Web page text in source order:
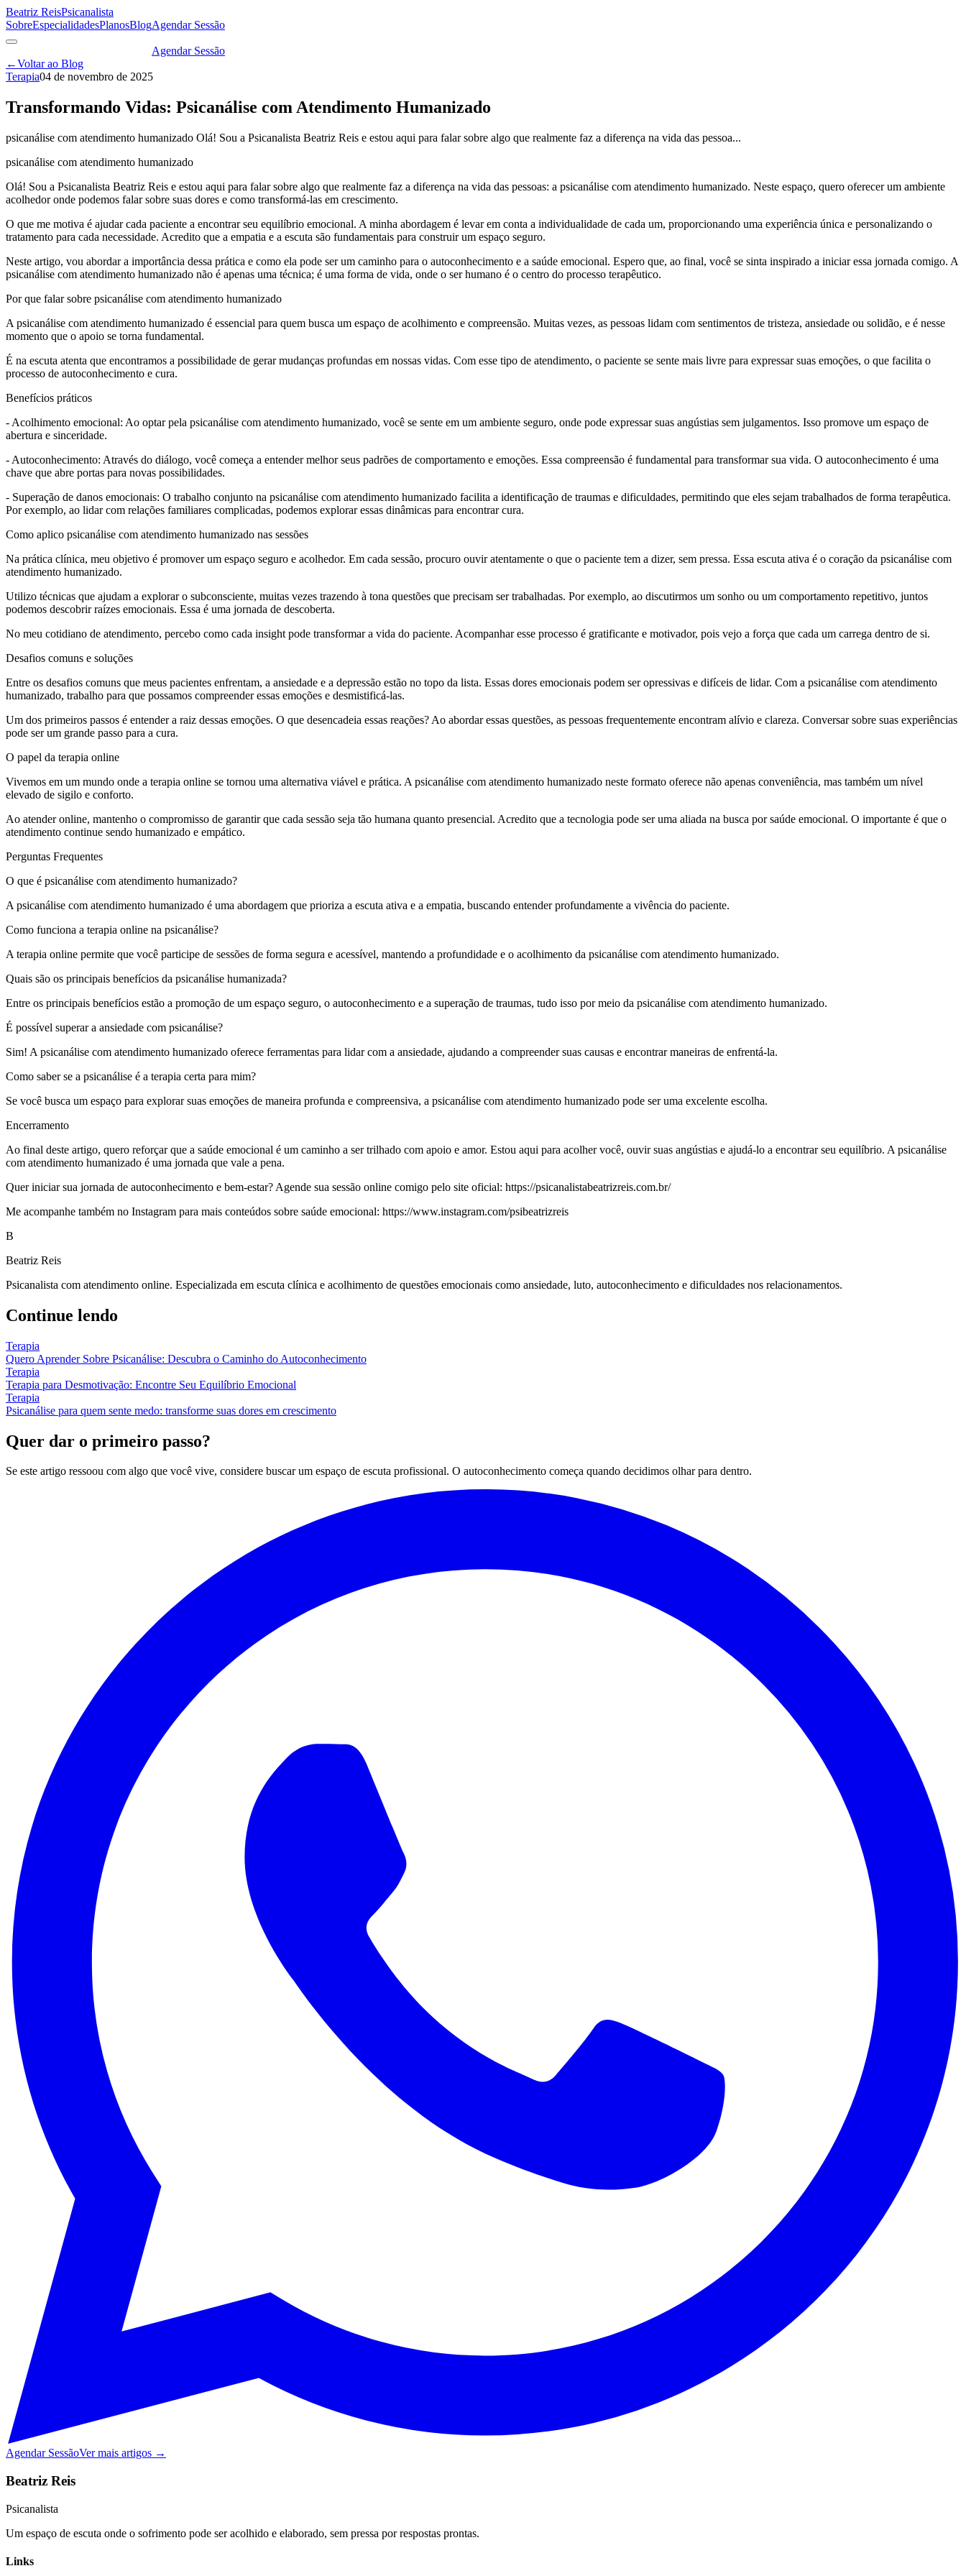
Beatriz ReisPsicanalista
SobreEspecialidadesPlanosBlogAgendar Sessão
Agendar Sessão
←Voltar ao Blog
Terapia04 de novembro de 2025
Transformando Vidas: Psicanálise com Atendimento Humanizado
psicanálise com atendimento humanizado Olá! Sou a Psicanalista Beatriz Reis e estou aqui para falar sobre algo que realmente faz a diferença na vida das pessoa...
psicanálise com atendimento humanizado
Olá! Sou a Psicanalista Beatriz Reis e estou aqui para falar sobre algo que realmente faz a diferença na vida das pessoas: a psicanálise com atendimento humanizado. Neste espaço, quero oferecer um ambiente
acolhedor onde podemos falar sobre suas dores e como transformá-las em crescimento.
O que me motiva é ajudar cada paciente a encontrar seu equilíbrio emocional. A minha abordagem é levar em conta a individualidade de cada um, proporcionando uma experiência única e personalizando o
tratamento para cada necessidade. Acredito que a empatia e a escuta são fundamentais para construir um espaço seguro.
Neste artigo, vou abordar a importância dessa prática e como ela pode ser um caminho para o autoconhecimento e a saúde emocional. Espero que, ao final, você se sinta inspirado a iniciar essa jornada comigo. A
psicanálise com atendimento humanizado não é apenas uma técnica; é uma forma de vida, onde o ser humano é o centro do processo terapêutico.
Por que falar sobre psicanálise com atendimento humanizado
A psicanálise com atendimento humanizado é essencial para quem busca um espaço de acolhimento e compreensão. Muitas vezes, as pessoas lidam com sentimentos de tristeza, ansiedade ou solidão, e é nesse
momento que o apoio se torna fundamental.
É na escuta atenta que encontramos a possibilidade de gerar mudanças profundas em nossas vidas. Com esse tipo de atendimento, o paciente se sente mais livre para expressar suas emoções, o que facilita o
processo de autoconhecimento e cura.
Benefícios práticos
- Acolhimento emocional: Ao optar pela psicanálise com atendimento humanizado, você se sente em um ambiente seguro, onde pode expressar suas angústias sem julgamentos. Isso promove um espaço de
abertura e sinceridade.
- Autoconhecimento: Através do diálogo, você começa a entender melhor seus padrões de comportamento e emoções. Essa compreensão é fundamental para transformar sua vida. O autoconhecimento é uma
chave que abre portas para novas possibilidades.
- Superação de danos emocionais: O trabalho conjunto na psicanálise com atendimento humanizado facilita a identificação de traumas e dificuldades, permitindo que eles sejam trabalhados de forma terapêutica.
Por exemplo, ao lidar com relações familiares complicadas, podemos explorar essas dinâmicas para encontrar cura.
Como aplico psicanálise com atendimento humanizado nas sessões
Na prática clínica, meu objetivo é promover um espaço seguro e acolhedor. Em cada sessão, procuro ouvir atentamente o que o paciente tem a dizer, sem pressa. Essa escuta ativa é o coração da psicanálise com
atendimento humanizado.
Utilizo técnicas que ajudam a explorar o subconsciente, muitas vezes trazendo à tona questões que precisam ser trabalhadas. Por exemplo, ao discutirmos um sonho ou um comportamento repetitivo, juntos
podemos descobrir raízes emocionais. Essa é uma jornada de descoberta.
No meu cotidiano de atendimento, percebo como cada insight pode transformar a vida do paciente. Acompanhar esse processo é gratificante e motivador, pois vejo a força que cada um carrega dentro de si.
Desafios comuns e soluções
Entre os desafios comuns que meus pacientes enfrentam, a ansiedade e a depressão estão no topo da lista. Essas dores emocionais podem ser opressivas e difíceis de lidar. Com a psicanálise com atendimento
humanizado, trabalho para que possamos compreender essas emoções e desmistificá-las.
Um dos primeiros passos é entender a raiz dessas emoções. O que desencadeia essas reações? Ao abordar essas questões, as pessoas frequentemente encontram alívio e clareza. Conversar sobre suas experiências
pode ser um grande passo para a cura.
O papel da terapia online
Vivemos em um mundo onde a terapia online se tornou uma alternativa viável e prática. A psicanálise com atendimento humanizado neste formato oferece não apenas conveniência, mas também um nível
elevado de sigilo e conforto.
Ao atender online, mantenho o compromisso de garantir que cada sessão seja tão humana quanto presencial. Acredito que a tecnologia pode ser uma aliada na busca por saúde emocional. O importante é que o
atendimento continue sendo humanizado e empático.
Perguntas Frequentes
O que é psicanálise com atendimento humanizado?
A psicanálise com atendimento humanizado é uma abordagem que prioriza a escuta ativa e a empatia, buscando entender profundamente a vivência do paciente.
Como funciona a terapia online na psicanálise?
A terapia online permite que você participe de sessões de forma segura e acessível, mantendo a profundidade e o acolhimento da psicanálise com atendimento humanizado.
Quais são os principais benefícios da psicanálise humanizada?
Entre os principais benefícios estão a promoção de um espaço seguro, o autoconhecimento e a superação de traumas, tudo isso por meio da psicanálise com atendimento humanizado.
É possível superar a ansiedade com psicanálise?
Sim! A psicanálise com atendimento humanizado oferece ferramentas para lidar com a ansiedade, ajudando a compreender suas causas e encontrar maneiras de enfrentá-la.
Como saber se a psicanálise é a terapia certa para mim?
Se você busca um espaço para explorar suas emoções de maneira profunda e compreensiva, a psicanálise com atendimento humanizado pode ser uma excelente escolha.
Encerramento
Ao final deste artigo, quero reforçar que a saúde emocional é um caminho a ser trilhado com apoio e amor. Estou aqui para acolher você, ouvir suas angústias e ajudá-lo a encontrar seu equilíbrio. A psicanálise
com atendimento humanizado é uma jornada que vale a pena.
Quer iniciar sua jornada de autoconhecimento e bem-estar? Agende sua sessão online comigo pelo site oficial: https://psicanalistabeatrizreis.com.br/
Me acompanhe também no Instagram para mais conteúdos sobre saúde emocional: https://www.instagram.com/psibeatrizreis
B
Beatriz Reis
Psicanalista com atendimento online. Especializada em escuta clínica e acolhimento de questões emocionais como ansiedade, luto, autoconhecimento e dificuldades nos relacionamentos.
Continue lendo
Terapia
Quero Aprender Sobre Psicanálise: Descubra o Caminho do Autoconhecimento
Terapia
Terapia para Desmotivação: Encontre Seu Equilíbrio Emocional
Terapia
Psicanálise para quem sente medo: transforme suas dores em crescimento
Quer dar o primeiro passo?
Se este artigo ressoou com algo que você vive, considere buscar um espaço de escuta profissional. O autoconhecimento começa quando decidimos olhar para dentro.
Agendar SessãoVer mais artigos →
Beatriz Reis
Psicanalista
Um espaço de escuta onde o sofrimento pode ser acolhido e elaborado, sem pressa por respostas prontas.
Links